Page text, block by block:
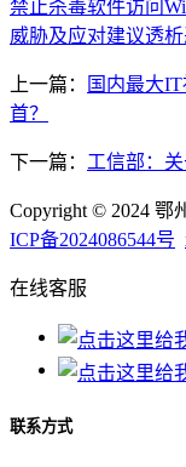
禁止杀毒软件访问
威胁及应对建议透
上一篇：
国内最大
首？
下一篇： 工信部：
Copyright © 2024 鄂
ICP备2024086544号
在线客服
联系方式